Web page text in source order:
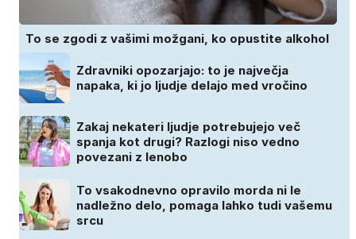
To se zgodi z vašimi možgani, ko opustite alkohol
Zdravniki opozarjajo: to je največja
napaka, ki jo ljudje delajo med vročino
Zakaj nekateri ljudje potrebujejo več
spanja kot drugi? Razlogi niso vedno
povezani z lenobo
To vsakodnevno opravilo morda ni le
nadležno delo, pomaga lahko tudi vašemu
srcu